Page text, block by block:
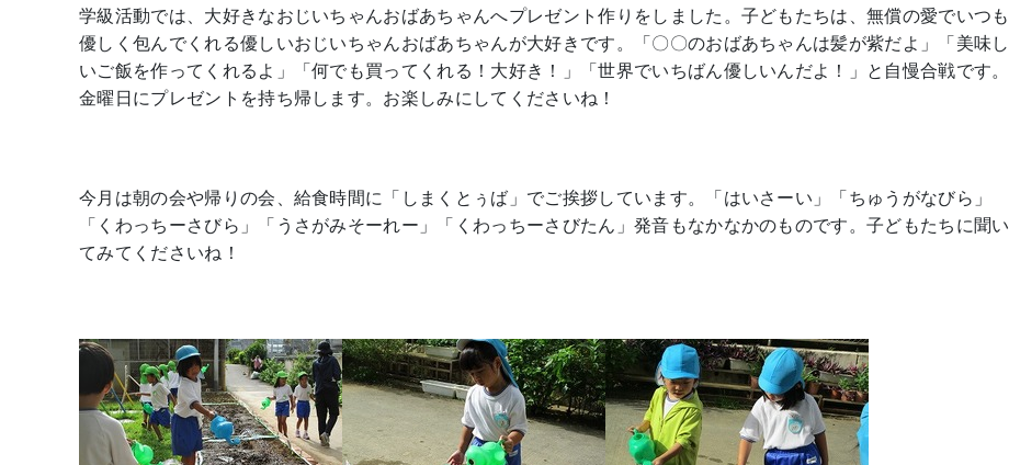
学級活動では、大好きなおじいちゃんおばあちゃんへプレゼント作りをしました。子どもたちは、無償の愛でいつも
優しく包んでくれる優しいおじいちゃんおばあちゃんが大好きです。「〇〇のおばあちゃんは髪が紫だよ」「美味し
いご飯を作ってくれるよ」「何でも買ってくれる！大好き！」「世界でいちばん優しいんだよ！」と自慢合戦です。
金曜日にプレゼントを持ち帰します。お楽しみにしてくださいね！
今月は朝の会や帰りの会、給食時間に「しまくとぅば」でご挨拶しています。「はいさーい」「ちゅうがなびら」
「くわっちーさびら」「うさがみそーれー」「くわっちーさびたん」発音もなかなかのものです。子どもたちに聞い
てみてくださいね！